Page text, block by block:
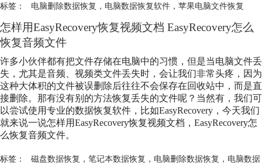
标签： 电脑删除数据恢复 ， 电脑数据恢复软件， 苹果电脑文件恢复
怎样用EasyRecovery恢复视频文档 EasyRecovery怎么
恢复音频文件
许多小伙伴都有把文件存储在电脑中的习惯，但是当电脑文件丢
失，尤其是音频、视频类文件丢失时，会让我们非常头疼，因为
这种大体积的文件被误删除后往往不会保存在回收站中，而是直
接删除。那有没有别的方法恢复丢失的文件呢？当然有，我们可
以尝试使用专业的数据恢复软件，比如EasyRecovery，今天我们
就来说一说怎样用EasyRecovery恢复视频文档，EasyRecovery怎
么恢复音频文件。
标签： 磁盘数据恢复 ， 笔记本数据恢复 ， 电脑删除数据恢复 ， 电脑数据